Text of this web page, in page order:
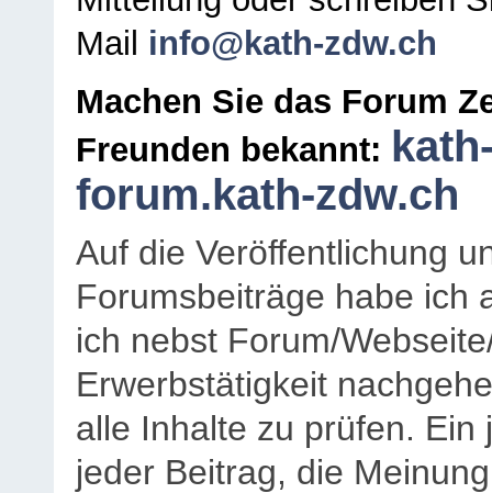
Mail info@kath-zdw.ch
Machen Sie das Forum
Freunden bekannt:
forum.kath-zdw.ch
Auf die Veröffentlichung
Forumsbeiträge habe ich
ich nebst Forum/
Erwerbstätigkeit
alle Inhalte zu prüfen.
jeder Beitrag, die